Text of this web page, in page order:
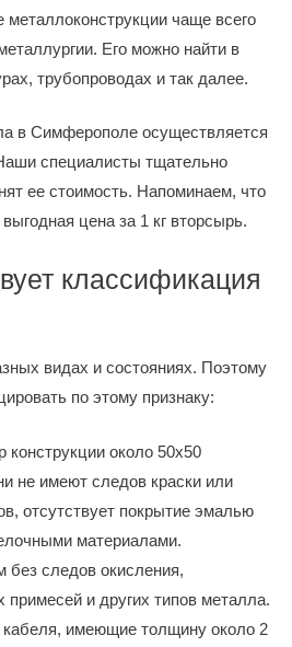
металлоконструкции чаще всего
Его можно найти в
трубопроводах и так далее.
в Симферополе осуществляется
специалисты тщательно
ее стоимость. Напоминаем, что
цена за 1 кг вторсырь.
классификация
видах и состояниях. Поэтому
по этому признаку:
конструкции около 50х50
не имеют следов краски или
отсутствует покрытие эмалью
материалами.
без следов окисления,
примесей и других типов металла.
кабеля, имеющие толщину около 2